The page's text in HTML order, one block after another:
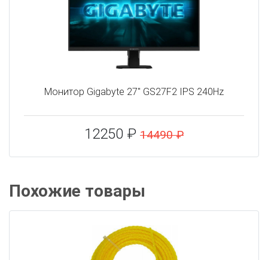
Монитор Gigabyte 27" GS27F2 IPS 240Hz
12250 ₽ 14490 ₽
Похожие товары